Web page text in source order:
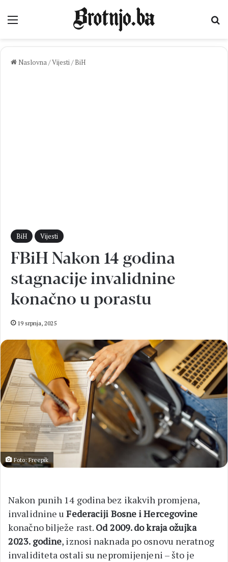
Izbornik
Naslovna/Vijesti/ BiH
BiH Vijesti
FBiH Nakon 14 godina
stagnacije invalidnine
konačno u porastu
19 srpnja, 2025
Foto: Freepik
Nakon punih 14 godina bez ikakvih promjena,
invalidnine uFederaciji Bosne i Hercegovine
konačno bilježe rast. Od 2009. do kraja ožujka
2023. godine, iznosi naknada po osnovu neratnog
invaliditeta ostali su nepromijenjeni – što je